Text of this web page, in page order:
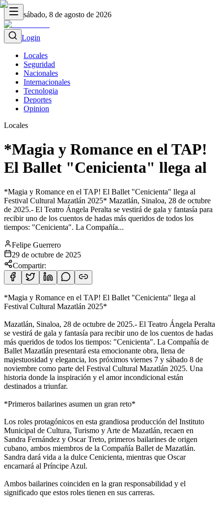
sábado, 8 de agosto de 2026
Login
Locales
Seguridad
Nacionales
Internacionales
Tecnologia
Deportes
Opinion
Locales
*Magia y Romance en el TAP!
El Ballet "Cenicienta" llega al
*Magia y Romance en el TAP! El Ballet "Cenicienta" llega al
Festival Cultural Mazatlán 2025* Mazatlán, Sinaloa, 28 de octubre
de 2025.- El Teatro Ángela Peralta se vestirá de gala y fantasía para
recibir uno de los cuentos de hadas más queridos de todos los
tiempos: "Cenicienta". La Compañía...
Felipe Guerrero
29 de octubre de 2025
Compartir:
*Magia y Romance en el TAP! El Ballet "Cenicienta" llega al
Festival Cultural Mazatlán 2025*
Mazatlán, Sinaloa, 28 de octubre de 2025.- El Teatro Ángela Peralta
se vestirá de gala y fantasía para recibir uno de los cuentos de hadas
más queridos de todos los tiempos: "Cenicienta". La Compañía de
Ballet Mazatlán presentará esta emocionante obra, llena de
majestuosidad y elegancia, los próximos viernes 7 y sábado 8 de
noviembre como parte del Festival Cultural Mazatlán 2025. Una
historia donde la inspiración y el amor incondicional están
destinados a triunfar.
*Primeros bailarines asumen un gran reto*
Los roles protagónicos en esta grandiosa producción del Instituto
Municipal de Cultura, Turismo y Arte de Mazatlán, recaen en
Sandra Fernández y Oscar Treto, primeros bailarines de origen
cubano, ambos miembros de la Compañía Ballet de Mazatlán.
Sandra dará vida a la dulce Cenicienta, mientras que Oscar
encarnará al Príncipe Azul.
Ambos bailarines coinciden en la gran responsabilidad y el
significado que estos roles tienen en sus carreras.